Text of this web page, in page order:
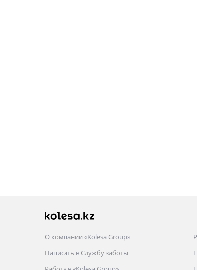
О компании «Kolesa Group»
Написать в Службу заботы